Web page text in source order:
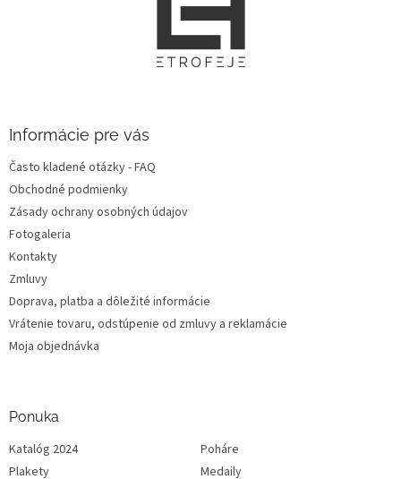
Informácie pre vás
Často kladené otázky - FAQ
Obchodné podmienky
Zásady ochrany osobných údajov
Fotogaleria
Kontakty
Zmluvy
Doprava, platba a dôležité informácie
Vrátenie tovaru, odstúpenie od zmluvy a reklamácie
Moja objednávka
Ponuka
Katalóg 2024
Poháre
Plakety
Medaily